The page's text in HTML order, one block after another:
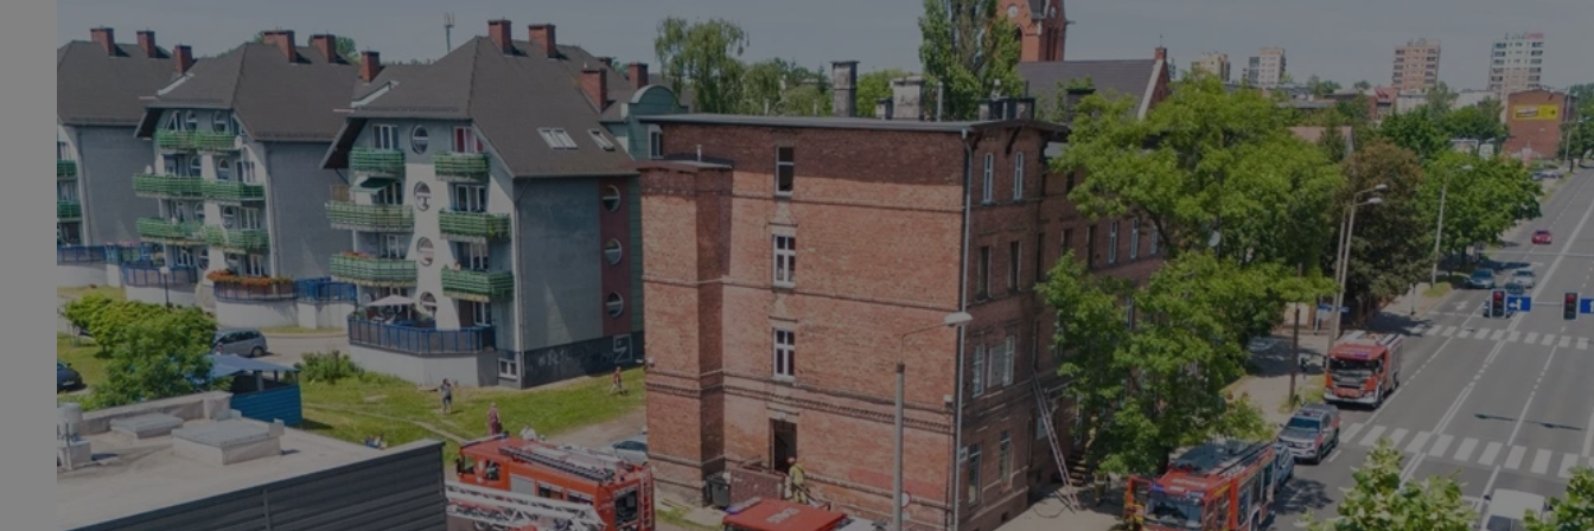
rudaslaska.com.pl
Ten plik cookie przechowuje identyfikator sesji.
QeSessID
rudaslaska.com.pl 1 rok
Ten plik cookie przechowuje identyfikator sesji.
rudaslaska.com.pl 1 rok
Ten plik cookie przechowuje identyfikator sesji.
msToken
.tiktok.com 1 tydzień 3 dni
Ten plik cookie jest używany do celów
uwierzytelniania i bezpieczeństwa, zapewniając, że
użytkownicy pozostają zalogowani, a ich dane są
zabezpieczone, jak poruszać się przez witrynę
internetową lub interakcji z jej usług.
__cf_bm
.x.com
30 minut
Ten plik cookie służy do rozróżniania ludzi i botów.
Jest to korzystne dla strony internetowej, ponieważ
umożliwia tworzenie ważnych raportów na temat
korzystania z jej witryny internetowej.
__cf_bm
Cloudflare Inc.
.twitter.com
29 minut 59
sekund
Ten plik cookie służy do rozróżniania ludzi i botów.
Jest to korzystne dla strony internetowej, ponieważ
umożliwia tworzenie ważnych raportów na temat
korzystania z jej witryny internetowej.
VISITOR_PRIVACY_METADATA
YouTube
.youtube.com
5 miesięcy 4
tygodnie
Ten plik cookie jest używany do przechowywania
zgody użytkownika i wyboru prywatności dla ich
interakcji z witryną. Rejestruje dane dotyczące
zgody odwiedzającego na różne polityki i
ustawienia prywatności, zapewniając, że ich
preferencje zostaną uhonorowane w przyszłych
sesjach.
CookieScriptConsent
CookieScript
4 tygodnie 2 dni
Ten plik cookie jest używany przez usługę Cookie-
Polityce prywatności Google